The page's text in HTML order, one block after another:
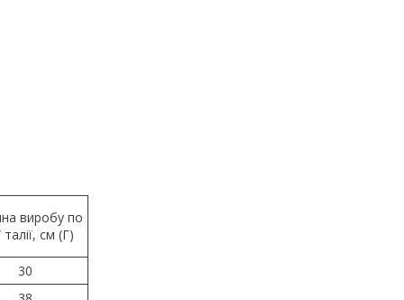
виробу по
талії, см (Г)
30